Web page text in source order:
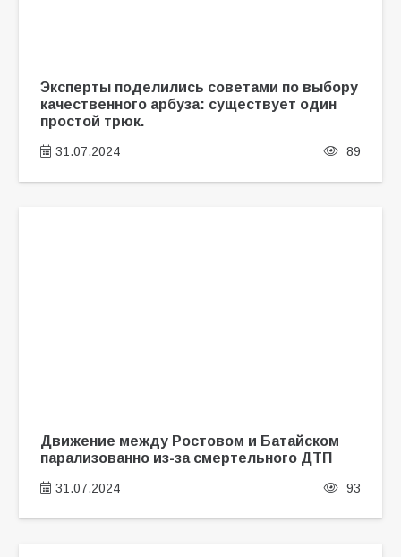
Эксперты поделились советами по выбору
качественного арбуза: существует один
простой трюк.
31.07.2024 89
Движение между Ростовом и Батайском
парализованно из-за смертельного ДТП
31.07.2024 93